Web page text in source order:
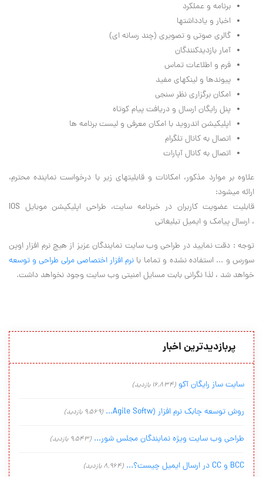
برنامه و عملکرد
اخبار و یادداشت‎ها
گالری صوتی و تصویری (چند رسانه ای)
آمار بازدیدکنندگان
فرم و اطلاعات تماس
پیوندها و لینک‎های مفید
امکان برگزاری نظر سنجی
پنل رایگان ارسال و دریافت پیام کوتاه
اپلیکیشن اندروید با امکان معرفی و لیست برنامه ها
اتصال به کانال تلگرام
اتصال به کانال آپارات
علاوه بر موارد مذکور، امکانات و قابلیتهای زیر با درخواست نماینده محترم،
ارائه می‎شود:
قابلیت عضویت کاربران در خبرنامه سایت، طراحی اپلیکیشن موبایل IOS
، ارسال پیامک و ایمیل تبلیغاتی
توجه : دقت نمایید در طراحی وب سایت نمایندگان عزیز از هیچ نرم افزار اوپن
سورس و ... استفاده نشده و تماما با نرم افزار اختصاصی مرلی طراحی و توسعه
خواهد شد ، لذا نگرانی بابت مسایل امنیتی وب سایت وجود نخواهد داشت.
پربازدیدترین اخبار
سایت ساز رایگان آکو (16,834 بازدید)
روش توسعه چابک نرم افزار (Agile Softw... (9,569 بازدید)
طراحی وب سایت ویژه نمایندگان مجلس شور... (9,543 بازدید)
BCC و CC در ارسال ایمیل چیست؟... (8,964 بازدید)